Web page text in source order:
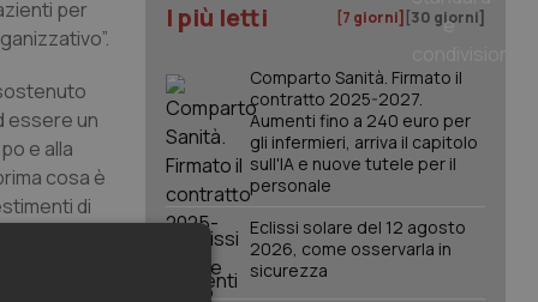
per
essere un
e alla
cosa è
di
la
I più letti [7 giorni] [30 giorni]
Comparto Sanità. Firmato il
contratto 2025-2027.
Aumenti fino a 240 euro per
gli infermieri, arriva il capitolo
sull'IA e nuove tutele per il
personale
Eclissi solare del 12 agosto
2026, come osservarla in
sicurezza